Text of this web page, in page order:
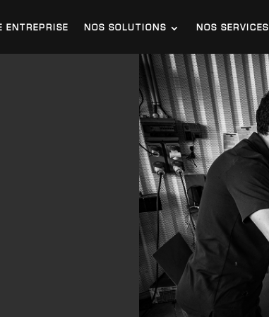
ENTREPRISE NOS SOLUTIONS NOS SERVICES